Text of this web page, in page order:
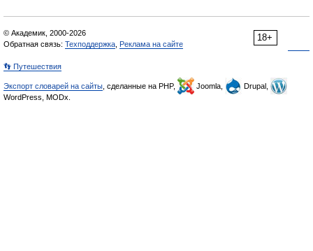
18+
© Академик, 2000-2026
Обратная связь: Техподдержка Реклама на сайте
👣 Путешествия
Экспорт словарей на сайты , сделанные на PHP, Joomla,
Drupal,
WordPress, MODx.